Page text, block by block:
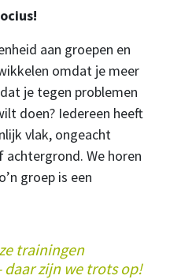
aan groepen en
omdat je meer
je tegen problemen
doen? Iedereen heeft
vlak, ongeacht
We horen
groep is een
trainingen
daar zijn we trots op!